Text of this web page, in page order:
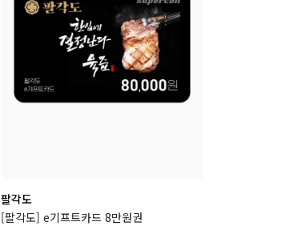
팔각도
[팔각도] e기프트카드 8만원권